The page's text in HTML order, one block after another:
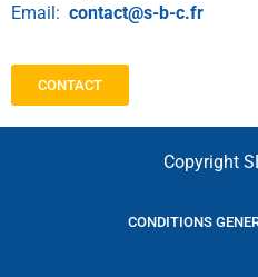
Email: contact@s-b-c.fr
CONTACT
Copyright
CONDITIONS